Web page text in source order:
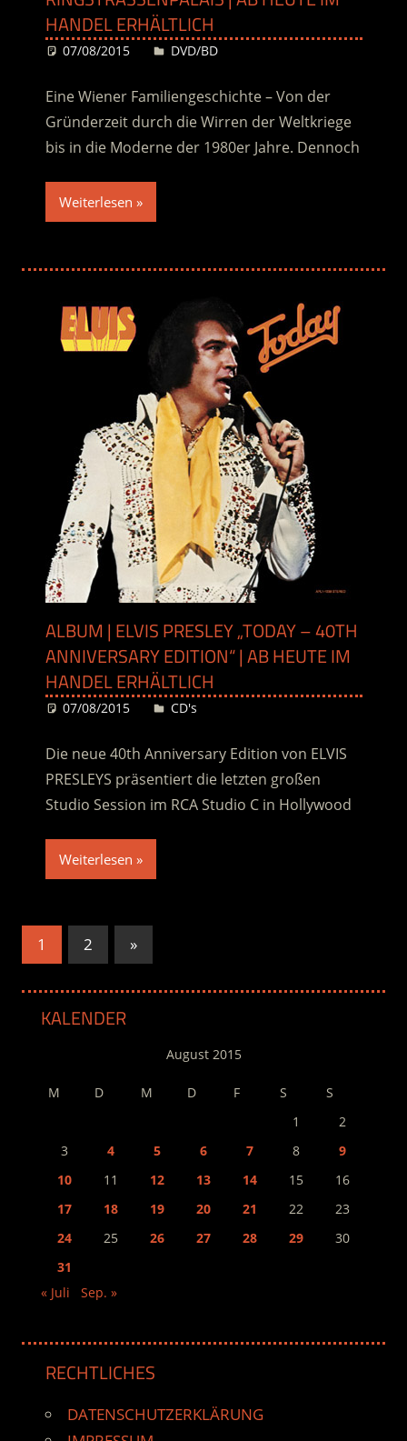
NDEL ERHÄLTLICH
07/08/2015 Desiree
DVD/BD
Eine Wiener Familiengeschichte – Von der
Gründerzeit durch die Wirren der Weltkriege
bis in die Moderne der 1980er Jahre. Dennoch
Weiterlesen
ALBUM | ELVIS PRESLEY „TODAY – 40TH
ANNIVERSARY EDITION“ | AB HEUTE IM
HANDEL ERHÄLTLICH
07/08/2015 Desiree
CD's
Die neue 40th Anniversary Edition von ELVIS
PRESLEYS präsentiert die letzten großen
Studio Session im RCA Studio C in Hollywood
Weiterlesen
Seitennummerierung
Beiträge
1 2
Nächste
Beiträge
»
KALENDER
August 2015
M D M D F S
S
1
2
3
4 5 6 7 8
9
10
11 12 13 14 15
16
17
18 19 20 21 22
23
24
25 26 27 28 29
30
31
« Juli
Sep. »
RECHTLICHES
DATENSCHUTZERKLÄRUNG